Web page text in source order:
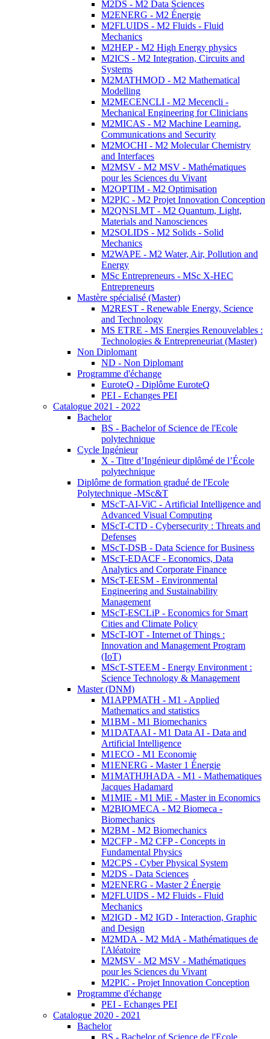
M2DS - M2 Data Sciences
M2ENERG - M2 Énergie
M2FLUIDS - M2 Fluids - Fluid
Mechanics
M2HEP - M2 High Energy physics
M2ICS - M2 Integration, Circuits and
Systems
M2MATHMOD - M2 Mathematical
Modelling
M2MECENCLI - M2 Mecencli -
Mechanical Engineering for Clinicians
M2MICAS - M2 Machine Learning,
Communications and Security
M2MOCHI - M2 Molecular Chemistry
and Interfaces
M2MSV - M2 MSV - Mathématiques
pour les Sciences du Vivant
M2OPTIM - M2 Optimisation
M2PIC - M2 Projet Innovation Conception
M2QNSLMT - M2 Quantum, Light,
Materials and Nanosciences
M2SOLIDS - M2 Solids - Solid
Mechanics
M2WAPE - M2 Water, Air, Pollution and
Energy
MSc Entrepreneurs - MSc X-HEC
Entrepreneurs
Mastère spécialisé (Master)
M2REST - Renewable Energy, Science
and Technology
MS ETRE - MS Energies Renouvelables :
Technologies & Entrepreneuriat (Master)
Non Diplomant
ND - Non Diplomant
Programme d'échange
EuroteQ - Diplôme EuroteQ
PEI - Echanges PEI
Catalogue 2021 - 2022
Bachelor
BS - Bachelor of Science de l'Ecole
polytechnique
Cycle Ingénieur
X - Titre d’Ingénieur diplômé de l’École
polytechnique
Diplôme de formation gradué de l'Ecole
Polytechnique -MSc&T
MScT-AI-ViC - Artificial Intelligence and
Advanced Visual Computing
MScT-CTD - Cybersecurity : Threats and
Defenses
MScT-DSB - Data Science for Business
MScT-EDACF - Economics, Data
Analytics and Corporate Finance
MScT-EESM - Environmental
Engineering and Sustainability
Management
MScT-ESCLiP - Economics for Smart
Cities and Climate Policy
MScT-IOT - Internet of Things :
Innovation and Management Program
(IoT)
MScT-STEEM - Energy Environment :
Science Technology & Management
Master (DNM)
M1APPMATH - M1 - Applied
Mathematics and statistics
M1BM - M1 Biomechanics
M1DATAAI - M1 Data AI - Data and
Artificial Intelligence
M1ECO - M1 Economie
M1ENERG - Master 1 Énergie
M1MATHJHADA - M1 - Mathematiques
Jacques Hadamard
M1MIE - M1 MiE - Master in Economics
M2BIOMECA - M2 Biomeca -
Biomechanics
M2BM - M2 Biomechanics
M2CFP - M2 CFP - Concepts in
Fundamental Physics
M2CPS - Cyber Physical System
M2DS - Data Sciences
M2ENERG - Master 2 Énergie
M2FLUIDS - M2 Fluids - Fluid
Mechanics
M2IGD - M2 IGD - Interaction, Graphic
and Design
M2MDA - M2 MdA - Mathématiques de
l'Aléatoire
M2MSV - M2 MSV - Mathématiques
pour les Sciences du Vivant
M2PIC - Projet Innovation Conception
Programme d'échange
PEI - Echanges PEI
Catalogue 2020 - 2021
Bachelor
BS - Bachelor of Science de l'Ecole